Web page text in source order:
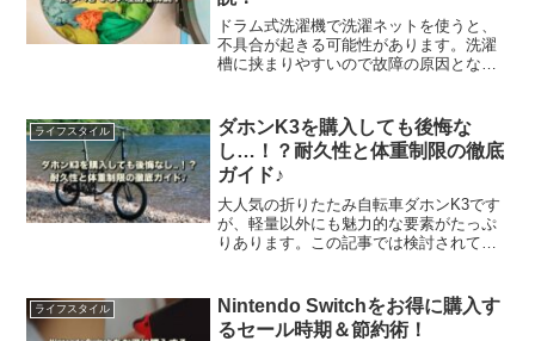
ドラム式洗濯機で洗濯ネットを使うと、
不具合が起きる可能性があります。洗濯
槽に挟まりやすいので故障の原因となっ
は、他にも使うべきでない理由をご紹介
します。
ライフスタイル
ダホンK3を購入しても後悔な
し…！？耐久性と体重制限の徹底
ガイド♪
大人気の折りたたみ自転車ダホンK3です
が、軽量以外にも魅力的な要素がたっぷ
りあります。この記事では検討されてい
解説します。是非、参考にしてみてくだ
さい。
ライフスタイル
Nintendo Switchをお得に購入す
るセール時期＆節約術！